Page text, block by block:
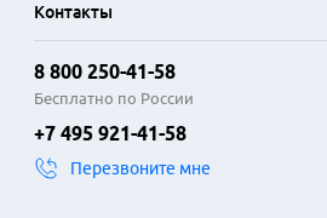
Контакты
8 800 250-41-58
Бесплатно по России
+7 495 921-41-58
Перезвоните мне